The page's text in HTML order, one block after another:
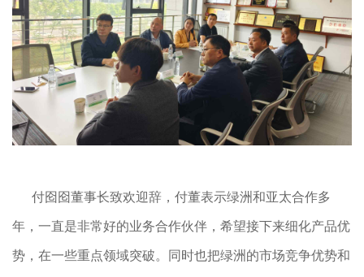
付囵囵董事长致欢迎辞，付董表示绿洲和亚太合作多
年，一直是非常好的业务合作伙伴，希望接下来细化产品优
势，在一些重点领域突破。同时也把绿洲的市场竞争优势和